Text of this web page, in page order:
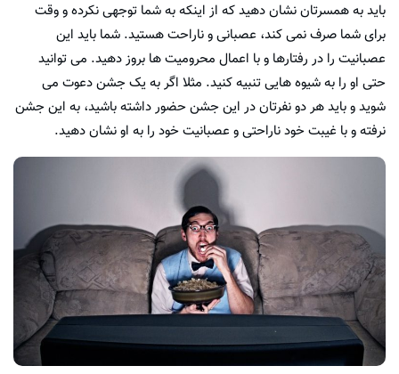
باید به همسرتان نشان دهید که از اینکه به شما توجهی نکرده و وقت
برای شما صرف نمی کند، عصبانی و ناراحت هستید. شما باید این
عصبانیت را در رفتارها و با اعمال محرومیت ها بروز دهید. می توانید
حتی او را به شیوه هایی تنبیه کنید. مثلا اگر به یک جشن دعوت می
شوید و باید هر دو نفرتان در این جشن حضور داشته باشید، به این جشن
نرفته و با غیبت خود ناراحتی و عصبانیت خود را به او نشان دهید.